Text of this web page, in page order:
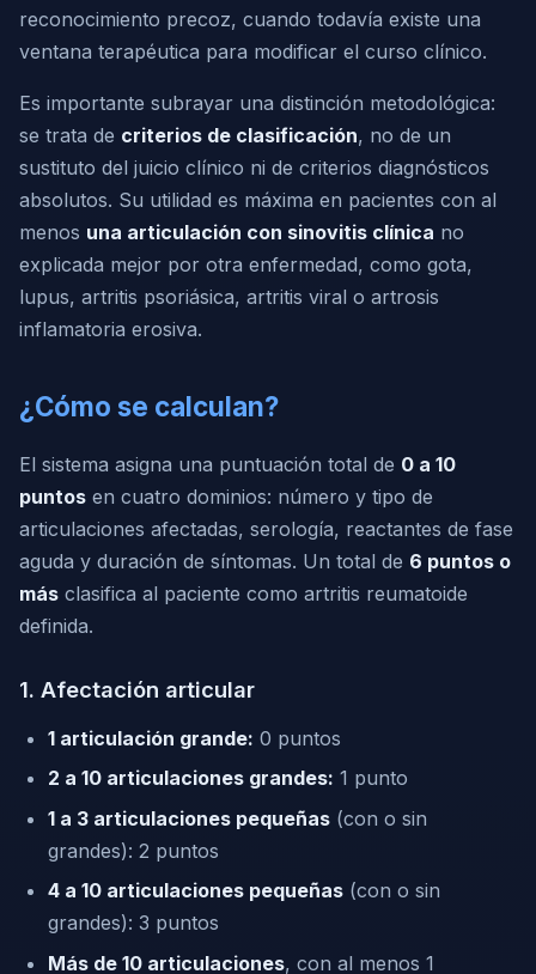
reconocimiento precoz, cuando todavía existe una
ventana terapéutica para modificar el curso clínico.
Es importante subrayar una distinción metodológica:
se trata de criterios de clasificación, no de un
sustituto del juicio clínico ni de criterios diagnósticos
absolutos. Su utilidad es máxima en pacientes con al
menos una articulación con sinovitis clínica no
explicada mejor por otra enfermedad, como gota,
lupus, artritis psoriásica, artritis viral o artrosis
inflamatoria erosiva.
¿Cómo se calculan?
El sistema asigna una puntuación total de 0 a 10
puntos en cuatro dominios: número y tipo de
articulaciones afectadas, serología, reactantes de fase
aguda y duración de síntomas. Un total de 6 puntos o
más clasifica al paciente como artritis reumatoide
definida.
1. Afectación articular
1 articulación grande: 0 puntos
2 a 10 articulaciones grandes: 1 punto
1 a 3 articulaciones pequeñas (con o sin
grandes): 2 puntos
4 a 10 articulaciones pequeñas (con o sin
grandes): 3 puntos
Más de 10 articulaciones, con al menos 1